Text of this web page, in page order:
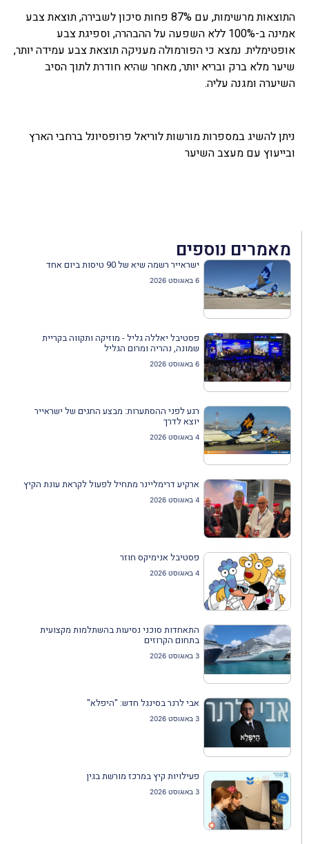
התוצאות מרשימות, עם 87% פחות סיכון לשבירה, תוצאת צבע
אמינה ב-100% ללא השפעה על ההבהרה, וספיגת צבע
אופטימלית. נמצא כי הפורמולה מעניקה תוצאת צבע עמידה יותר,
שיער מלא ברק ובריא יותר, מאחר שהיא חודרת לתוך הסיב
השיערה ומגנה עליה.
ניתן להשיג במספרות מורשות לוריאל פרופסיונל ברחבי הארץ
ובייעוץ עם מעצב השיער
מאמרים נוספים
ישראייר רשמה שיא של 90 טיסות ביום אחד
6 באוגוסט 2026
פסטיבל יאללה גליל - מוזיקה ותקווה בקריית
שמונה, נהריה ומרום הגליל
6 באוגוסט 2026
רגע לפני ההסתערות: מבצע החגים של ישראייר
יוצא לדרך
4 באוגוסט 2026
ארקיע דרימליינר מתחיל לפעול לקראת עונת הקיץ
4 באוגוסט 2026
פסטיבל אנימיקס חוזר
4 באוגוסט 2026
התאחדות סוכני נסיעות בהשתלמות מקצועית
בתחום הקרוזים
3 באוגוסט 2026
אבי לרנר בסינגל חדש: "היפלא"
3 באוגוסט 2026
פעילויות קיץ במרכז מורשת בגין
3 באוגוסט 2026